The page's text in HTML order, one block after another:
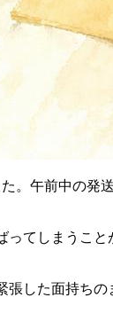
。午前中の
てしまうこ
した面持ち